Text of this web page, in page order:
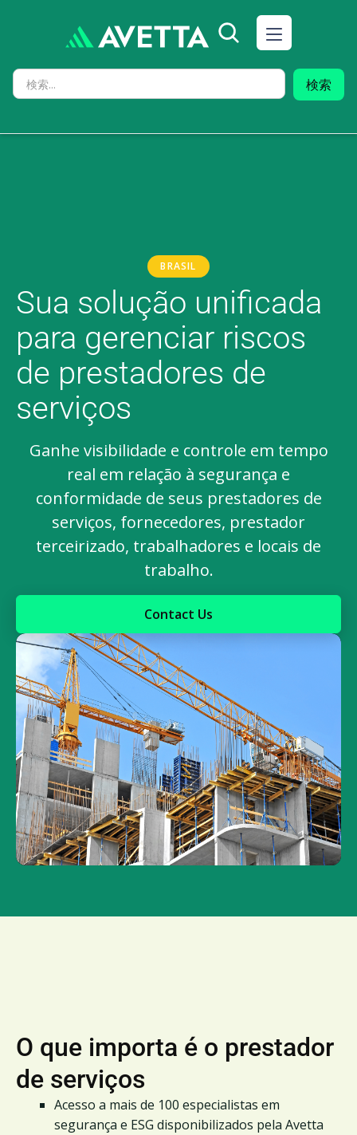
BRASIL
Sua solução unificada
para gerenciar riscos
de prestadores de
serviços
Ganhe visibilidade e controle em tempo
real em relação à segurança e
conformidade de seus prestadores de
serviços, fornecedores, prestador
terceirizado, trabalhadores e locais de
trabalho.
Contact Us
O que importa é o prestador
de serviços
Acesso a mais de 100 especialistas em
segurança e ESG disponibilizados pela Avetta